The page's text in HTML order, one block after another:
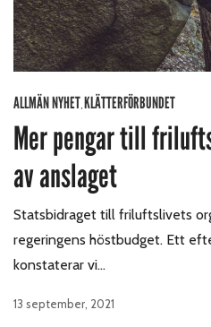
ALLMÄN NYHET,KLÄTTERFÖRBUNDET
Mer pengar till
av anslaget
Statsbidraget till friluftslivets
regeringens höstbudget. Ett
konstaterar vi…
13 september, 2021